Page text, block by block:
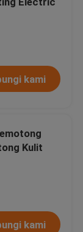
kami
Kulit
kami